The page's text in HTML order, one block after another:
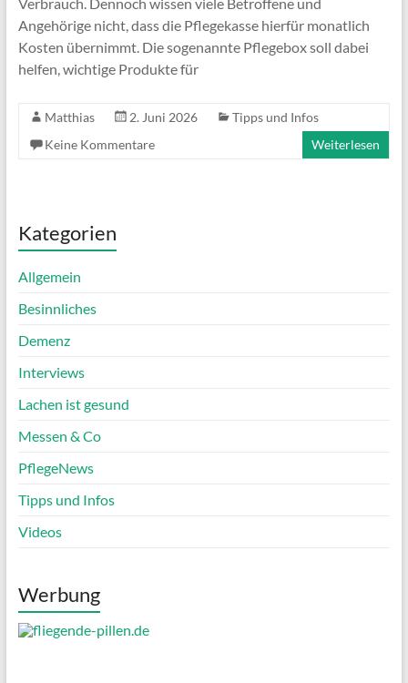
Angehörige nicht, dass die Pflegekasse hierfür monatlich
Kosten übernimmt. Die sogenannte Pflegebox soll dabei
helfen, wichtige Produkte für
Matthias 2. Juni 2026
Tipps und Infos
Keine Kommentare
Weiterlesen
Kategorien
Allgemein
Besinnliches
Demenz
Interviews
Lachen ist gesund
Messen & Co
PflegeNews
Tipps und Infos
Videos
Werbung